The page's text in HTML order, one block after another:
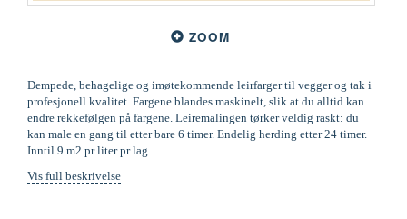
ZOOM
Dempede, behagelige og imøtekommende leirfarger til vegger og tak i
profesjonell kvalitet. Fargene blandes maskinelt, slik at du alltid kan
endre rekkefølgen på fargene. Leiremalingen tørker veldig raskt: du
kan male en gang til etter bare 6 timer. Endelig herding etter 24 timer.
Inntil 9 m2 pr liter pr lag.
Vis full beskrivelse